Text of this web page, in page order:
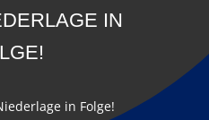
IN
in Folge!